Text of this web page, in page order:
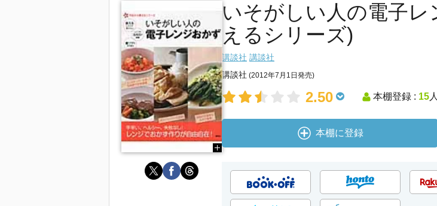
いそがしい人の電子
えるシリーズ)
講談社 講談社
講談社 (2012年7月1日発売)
2.50 本棚登録 : 15人
本棚に登録